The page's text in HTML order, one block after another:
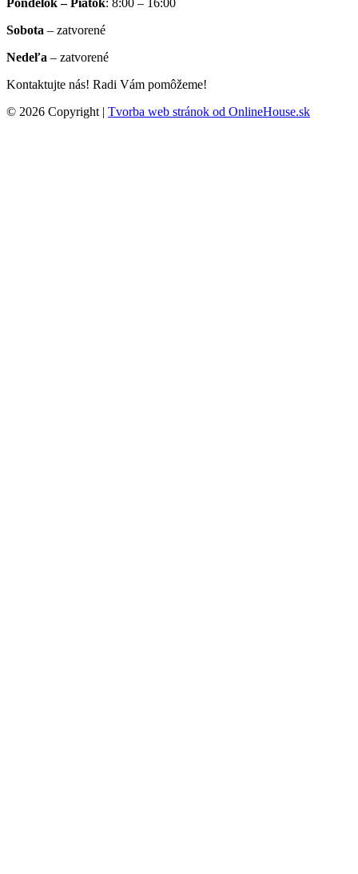
Pondelok – Piatok: 8:00 – 16:00
Sobota – zatvorené
Nedeľa – zatvorené
Kontaktujte nás! Radi Vám pomôžeme!
© 2026 Copyright | Tvorba web stránok od OnlineHouse.sk